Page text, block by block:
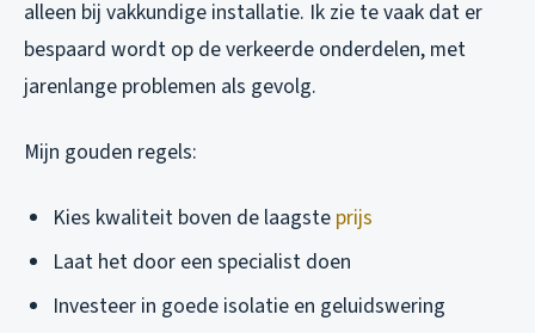
alleen bij vakkundige installatie. Ik zie te vaak dat er
bespaard wordt op de verkeerde onderdelen, met
jarenlange problemen als gevolg.
Mijn gouden regels:
Kies kwaliteit boven de laagste prijs
Laat het door een specialist doen
Investeer in goede isolatie en geluidswering